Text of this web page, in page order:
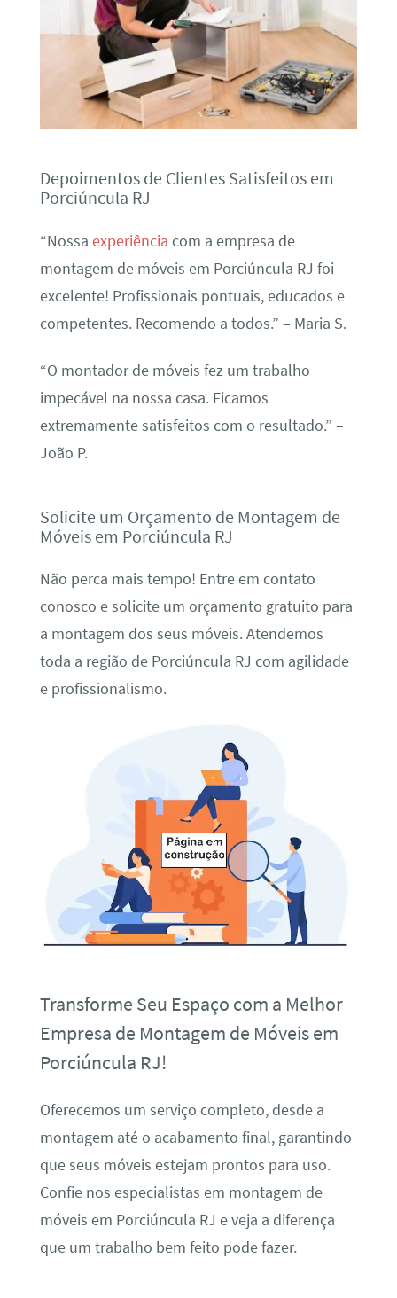
Depoimentos de Clientes Satisfeitos em
Porciúncula RJ
“Nossa experiência com a empresa de
montagem de móveis em Porciúncula RJ foi
excelente! Profissionais pontuais, educados e
competentes. Recomendo a todos.” – Maria S.
“O montador de móveis fez um trabalho
impecável na nossa casa. Ficamos
extremamente satisfeitos com o resultado.” –
João P.
Solicite um Orçamento de Montagem de
Móveis em Porciúncula RJ
Não perca mais tempo! Entre em contato
conosco e solicite um orçamento gratuito para
a montagem dos seus móveis. Atendemos
toda a região de Porciúncula RJ com agilidade
e profissionalismo.
Transforme Seu Espaço com a Melhor
Empresa de Montagem de Móveis em
Porciúncula RJ!
Oferecemos um serviço completo, desde a
montagem até o acabamento final, garantindo
que seus móveis estejam prontos para uso.
Confie nos especialistas em montagem de
móveis em Porciúncula RJ e veja a diferença
que um trabalho bem feito pode fazer.